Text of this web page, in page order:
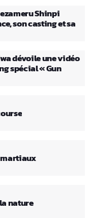
Shinpi
son casting et sa
dévoile une vidéo
spécial « Gun
martiaux
nature